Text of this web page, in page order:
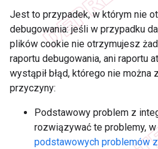
Jest to przypadek, w którym nie
debugowania: jeśli w przypadku
plików cookie nie otrzymujesz
raportu debugowania, ani raportu
wystąpił błąd, którego nie można
przyczyny:
Podstawowy problem z
rozwiązywać te problemy,
podstawowych problemów